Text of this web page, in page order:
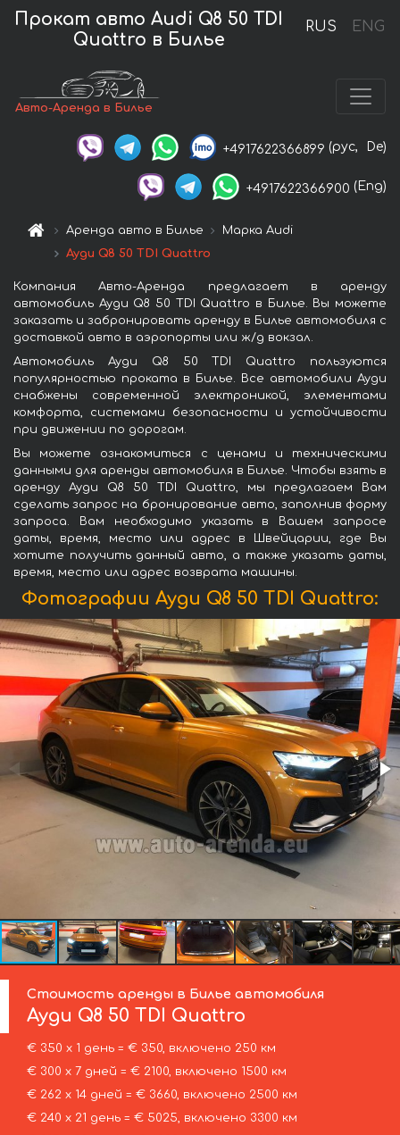
RUS ENG
Прокат авто Audi Q8 50 TDI
Quattro в Билье
Авто-Аренда в Билье
+4917622366899 (рус, De)
+4917622366900 (Eng)
Аренда авто в Билье
Марка Audi
Ауди Q8 50 TDI Quattro
Компания Авто-Аренда предлагает в аренду
автомобиль Ауди Q8 50 TDI Quattro в Билье. Вы можете
заказать и забронировать аренду в Билье автомобиля с
доставкой авто в аэропорты или ж/д вокзал.
Автомобиль Ауди Q8 50 TDI Quattro пользуются
популярностью проката в Билье. Все автомобили Ауди
снабжены современной электроникой, элементами
комфорта, системами безопасности и устойчивости
при движении по дорогам.
Вы можете ознакомиться с ценами и техническими
данными для аренды автомобиля в Билье. Чтобы взять в
аренду Ауди Q8 50 TDI Quattro, мы предлагаем Вам
сделать запрос на бронирование авто, заполнив форму
запроса. Вам необходимо указать в Вашем запросе
даты, время, место или адрес в Швейцарии, где Вы
хотите получить данный авто, а также указать даты,
время, место или адрес возврата машины.
Фотографии Ауди Q8 50 TDI Quattro:
Стоимость аренды в Билье автомобиля
Ауди Q8 50 TDI Quattro
€ 350 х 1 день = € 350, включено 250 км
€ 300 х 7 дней = € 2100, включено 1500 км
€ 262 х 14 дней = € 3660, включено 2500 км
€ 240 х 21 день = € 5025, включено 3300 км